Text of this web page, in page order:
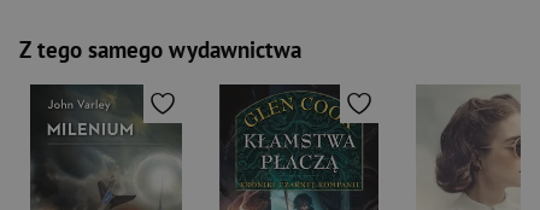
Z tego samego wydawnictwa